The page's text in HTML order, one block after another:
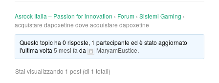
n
Asrock Italia – Passion for innovation › Forum › Sistemi Gaming ›
acquistare dapoxetine dove acquistare dapoxetine
Questo topic ha 0 risposte, 1 partecipante ed è stato aggiornato
l'ultima volta5 mesi fa da MaryamEustice.
Stai visualizzando 1 post (di 1 totali)